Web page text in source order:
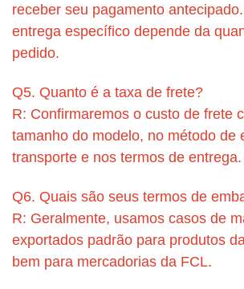
receber seu pagamento
entrega específico depende da
pedido.
Q5. Quanto é a taxa de frete?
R: Confirmaremos o custo de frete
tamanho do modelo, no método de
transporte e nos termos de entrega.
Q6. Quais são seus termos de
R: Geralmente, usamos casos de
exportados padrão para produtos
bem para mercadorias da FCL.